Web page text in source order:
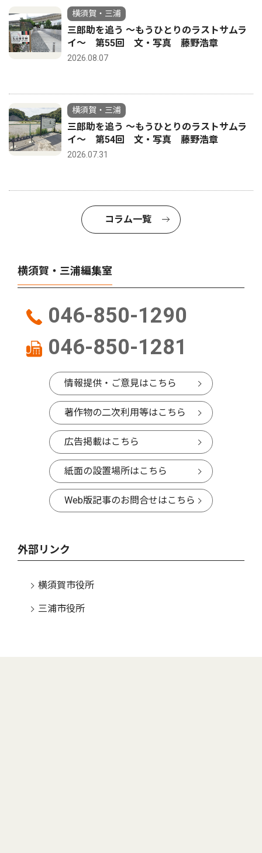
横須賀・三浦
三郎助を追う 〜もうひとりのラストサムラ
イ〜 第55回 文・写真 藤野浩章
2026.08.07
横須賀・三浦
三郎助を追う 〜もうひとりのラストサムラ
イ〜 第54回 文・写真 藤野浩章
2026.07.31
コラム一覧
横須賀・三浦編集室
046-850-1290
046-850-1281
情報提供・ご意見はこちら
著作物の二次利用等はこちら
広告掲載はこちら
紙面の設置場所はこちら
Web版記事のお問合せはこちら
外部リンク
横須賀市役所
三浦市役所